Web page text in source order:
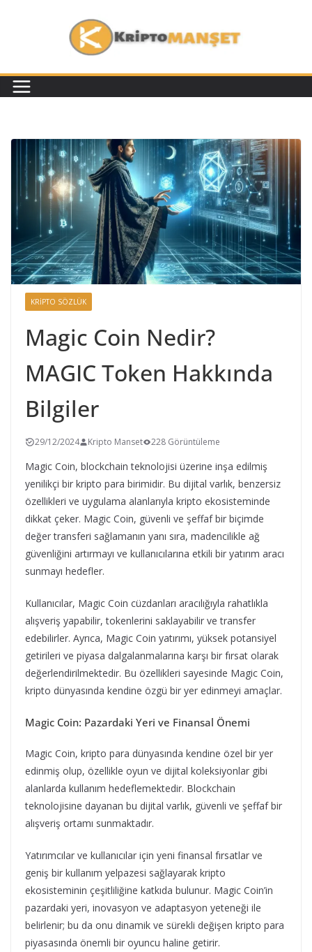
KRIPTO SÖZLÜK
Magic Coin Nedir?
MAGIC Token Hakkında
Bilgiler
29/12/2024 Kripto Manset 228 Görüntüleme
Magic Coin, blockchain teknolojisi üzerine inşa edilmiş
yenilikçi bir kripto para birimidir. Bu dijital varlık, benzersiz
özellikleri ve uygulama alanlarıyla kripto ekosisteminde
dikkat çeker. Magic Coin, güvenli ve şeffaf bir biçimde
değer transferi sağlamanın yanı sıra, madencilikle ağ
güvenliğini artırmayı ve kullanıcılarına etkili bir yatırım aracı
sunmayı hedefler.
Kullanıcılar, Magic Coin cüzdanları aracılığıyla rahatlıkla
alışveriş yapabilir, tokenlerini saklayabilir ve transfer
edebilirler. Ayrıca, Magic Coin yatırımı, yüksek potansiyel
getirileri ve piyasa dalgalanmalarına karşı bir fırsat olarak
değerlendirilmektedir. Bu özellikleri sayesinde Magic Coin,
kripto dünyasında kendine özgü bir yer edinmeyi amaçlar.
Magic Coin: Pazardaki Yeri ve Finansal Önemi
Magic Coin, kripto para dünyasında kendine özel bir yer
edinmiş olup, özellikle oyun ve dijital koleksiyonlar gibi
alanlarda kullanım hedeflemektedir. Blockchain
teknolojisine dayanan bu dijital varlık, güvenli ve şeffaf bir
alışveriş ortamı sunmaktadır.
Yatırımcılar ve kullanıcılar için yeni finansal fırsatlar ve
geniş bir kullanım yelpazesi sağlayarak kripto
ekosisteminin çeşitliliğine katkıda bulunur. Magic Coin’in
pazardaki yeri, inovasyon ve adaptasyon yeteneği ile
belirlenir; bu da onu dinamik ve sürekli değişen kripto para
piyasasında önemli bir oyuncu haline getirir.